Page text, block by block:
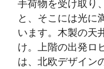
手荷物を受け取り
と、そこには光に
います。木製の天
け。上階の出発ロ
は、北欧デザイン